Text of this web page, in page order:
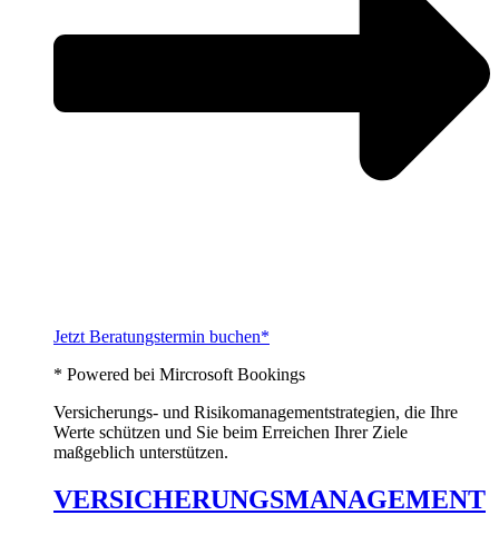
Jetzt Beratungstermin buchen*
* Powered bei Mircrosoft Bookings
Versicherungs- und Risikomanagementstrategien, die Ihre
Werte schützen und Sie beim Erreichen Ihrer Ziele
maßgeblich unterstützen.
VERSICHERUNGSMANAGEMENT